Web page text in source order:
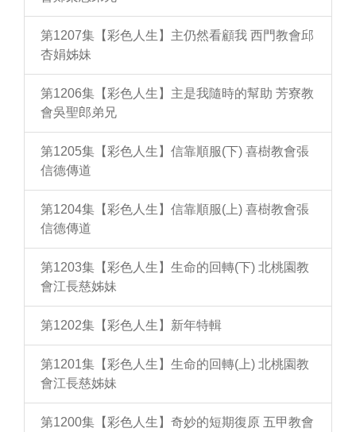
第1207集【彩色人生】主仍然看顧我 西門教會邱
杏娟姊妹
第1206集【彩色人生】主是我隨時的幫助 芳寮教
會吳聖郎弟兄
第1205集【彩色人生】信靠順服(下) 喜樹教會張
信德傳道
第1204集【彩色人生】信靠順服(上) 喜樹教會張
信德傳道
第1203集【彩色人生】生命的回轉(下) 北桃園教
會江長慈姊妹
第1202集【彩色人生】新年特輯
第1201集【彩色人生】生命的回轉(上) 北桃園教
會江長慈姊妹
第1200集【彩色人生】奇妙的短期復原 五甲教會